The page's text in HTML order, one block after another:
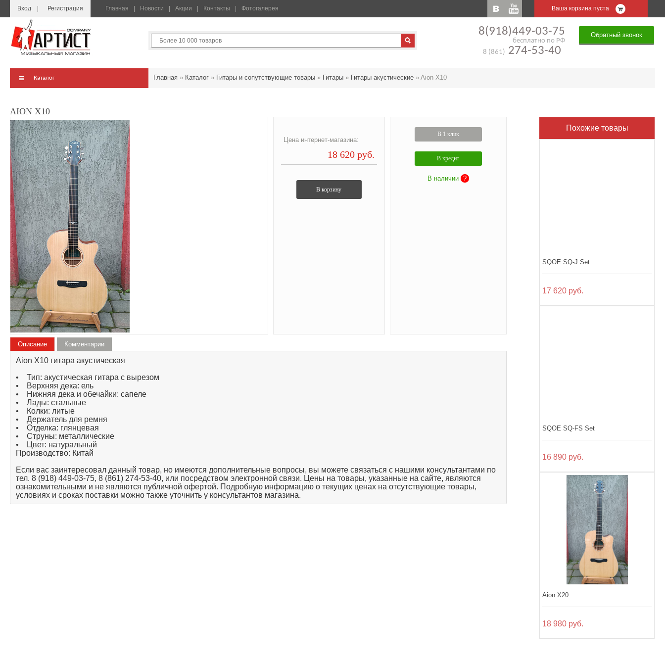
Вход Регистрация Главная Новости Акции Контакты Фотогалерея Ваша корзина пуста
8(918)449-03-75
бесплатно по РФ
8 (861) 274-53-40
Обратный звонок
Каталог Главная » Каталог » Гитары и сопутствующие товары » Гитары » Гитары акустические » Aion X10
AION X10
Цена интернет-магазина:
18 620 руб.
В корзину
В 1 клик
В кредит
В наличии ?
Похожие товары
SQOE SQ-J Set
17 620 руб.
SQOE SQ-FS Set
16 890 руб.
Aion X20
18 980 руб.
Описание
Aion X10 гитара акустическая
• Тип: акустическая гитара с вырезом
• Верхняя дека: ель
• Нижняя дека и обечайки: сапеле
• Лады: стальные
• Колки: литые
• Держатель для ремня
• Отделка: глянцевая
• Струны: металлические
• Цвет: натуральный
Производство: Китай
Если вас заинтересовал данный товар, но имеются дополнительные вопросы, вы можете связаться с нашими консультантами по
тел. 8 (918) 449-03-75, 8 (861) 274-53-40, или посредством электронной связи. Цены на товары, указанные на сайте, являются
ознакомительными и не являются публичной офертой. Подробную информацию о текущих ценах на отсутствующие товары,
условиях и сроках поставки можно также уточнить у консультантов магазина.
Комментарии